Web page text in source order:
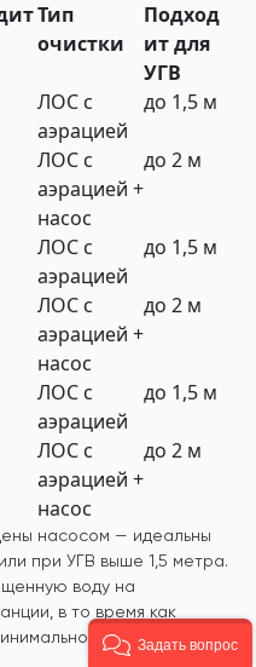
Тип
очистки
Подход
ит для
УГВ
ЛОС с
аэрацией
до 1,5 м
ЛОС с
аэрацией +
насос
до 2 м
ЛОС с
аэрацией
до 1,5 м
ЛОС с
аэрацией +
насос
до 2 м
ЛОС с
аэрацией
до 1,5 м
ЛОС с
аэрацией +
насос
до 2 м
насосом — идеальны
при УГВ выше 1,5 метра.
воду на
в то время как
уклона трубы
Задать вопрос